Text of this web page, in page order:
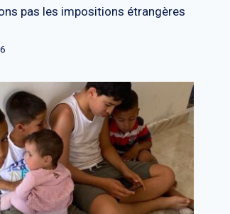
pas les impositions étrangères